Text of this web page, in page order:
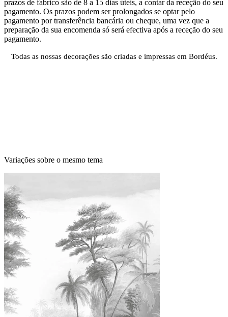
prazos de fabrico são de 8 a 15 dias úteis, a contar da receção do seu
pagamento. Os prazos podem ser prolongados se optar pelo
pagamento por transferência bancária ou cheque, uma vez que a
preparação da sua encomenda só será efectiva após a receção do seu
pagamento.
Todas as nossas decorações são criadas e impressas em Bordéus.
Variações sobre o mesmo tema